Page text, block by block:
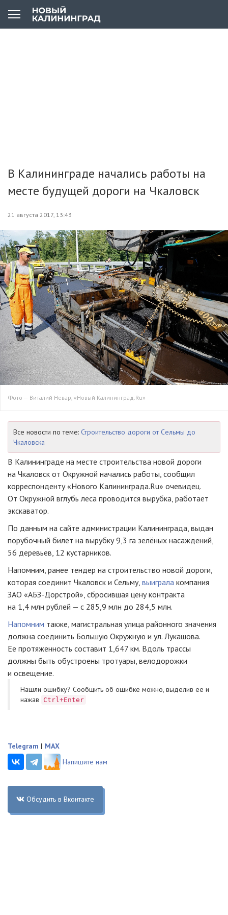
В Калининграде начались работы на
месте будущей дороги на Чкаловск
21 августа 2017, 13:43
Фото — Виталий Невар, «Новый Калининград.Ru»
Все новости по теме: Строительство дороги от Сельмы до
Чкаловска
В Калининграде на месте строительства новой дороги
на Чкаловск от Окружной начались работы, сообщил
корреспонденту «Нового Калининграда.Ru» очевидец.
От Окружной вглубь леса проводится вырубка, работает
экскаватор.
По данным на сайте администрации Калининграда, выдан
порубочный билет на вырубку 9,3 га зелёных насаждений,
56 деревьев, 12 кустарников.
Напомним, ранее тендер на строительство новой дороги,
которая соединит Чкаловск и Сельму, выиграла компания
ЗАО «АБЗ-Дорстрой», сбросившая цену контракта
на 1,4 млн рублей — с 285,9 млн до 284,5 млн.
Напомним также, магистральная улица районного значения
должна соединить Большую Окружную и ул. Лукашова.
Ее протяженность составит 1,647 км. Вдоль трассы
должны быть обустроены тротуары, велодорожки
и освещение.
Нашли ошибку? Cообщить об ошибке можно, выделив ее и
нажав
Ctrl+Enter
Telegram | MAX
Напишите нам
Обсудить в Вконтакте